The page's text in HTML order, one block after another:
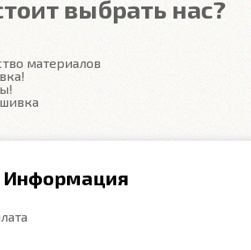
выбрать нас?
материалов
Информация